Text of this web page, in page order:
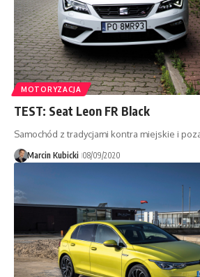
MOTORYZACJA
TEST: Seat Leon FR Black
Samochód z tradycjami kontra miejskie i
Marcin Kubicki 08/09/2020